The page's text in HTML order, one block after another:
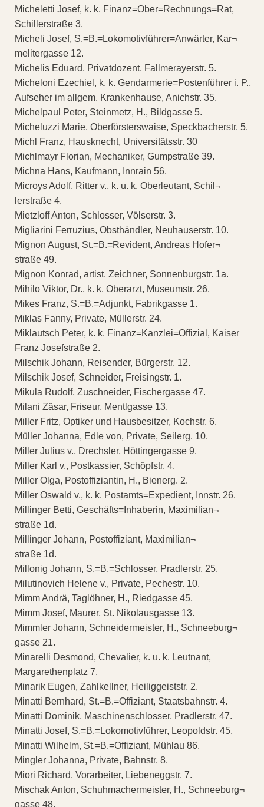
Micheletti Josef, k. k. Finanz=Ober=Rechnungs=Rat,
Schillerstraße 3.
Micheli Josef, S.=B.=Lokomotivführer=Anwärter, Kar¬
melitergasse 12.
Michelis Eduard, Privatdozent, Fallmerayerstr. 5.
Micheloni Ezechiel, k. k. Gendarmerie=Postenführer i. P.,
Aufseher im allgem. Krankenhause, Anichstr. 35.
Michelpaul Peter, Steinmetz, H., Bildgasse 5.
Micheluzzi Marie, Oberförsterswaise, Speckbacherstr. 5.
Michl Franz, Hausknecht, Universitätsstr. 30
Michlmayr Florian, Mechaniker, Gumpstraße 39.
Michna Hans, Kaufmann, Innrain 56.
Microys Adolf, Ritter v., k. u. k. Oberleutant, Schil¬
lerstraße 4.
Mietzloff Anton, Schlosser, Völserstr. 3.
Migliarini Ferruzius, Obsthändler, Neuhauserstr. 10.
Mignon August, St.=B.=Revident, Andreas Hofer¬
straße 49.
Mignon Konrad, artist. Zeichner, Sonnenburgstr. 1a.
Mihilo Viktor, Dr., k. k. Oberarzt, Museumstr. 26.
Mikes Franz, S.=B.=Adjunkt, Fabrikgasse 1.
Miklas Fanny, Private, Müllerstr. 24.
Miklautsch Peter, k. k. Finanz=Kanzlei=Offizial, Kaiser
Franz Josefstraße 2.
Milschik Johann, Reisender, Bürgerstr. 12.
Milschik Josef, Schneider, Freisingstr. 1.
Mikula Rudolf, Zuschneider, Fischergasse 47.
Milani Zäsar, Friseur, Mentlgasse 13.
Miller Fritz, Optiker und Hausbesitzer, Kochstr. 6.
Müller Johanna, Edle von, Private, Seilerg. 10.
Miller Julius v., Drechsler, Höttingergasse 9.
Miller Karl v., Postkassier, Schöpfstr. 4.
Miller Olga, Postoffiziantin, H., Bienerg. 2.
Miller Oswald v., k. k. Postamts=Expedient, Innstr. 26.
Millinger Betti, Geschäfts=Inhaberin, Maximilian¬
straße 1d.
Millinger Johann, Postoffiziant, Maximilian¬
straße 1d.
Millonig Johann, S.=B.=Schlosser, Pradlerstr. 25.
Milutinovich Helene v., Private, Pechestr. 10.
Mimm Andrä, Taglöhner, H., Riedgasse 45.
Mimm Josef, Maurer, St. Nikolausgasse 13.
Mimmler Johann, Schneidermeister, H., Schneeburg¬
gasse 21.
Minarelli Desmond, Chevalier, k. u. k. Leutnant,
Margarethenplatz 7.
Minarik Eugen, Zahlkellner, Heiliggeiststr. 2.
Minatti Bernhard, St.=B.=Offiziant, Staatsbahnstr. 4.
Minatti Dominik, Maschinenschlosser, Pradlerstr. 47.
Minatti Josef, S.=B.=Lokomotivführer, Leopoldstr. 45.
Minatti Wilhelm, St.=B.=Offiziant, Mühlau 86.
Mingler Johanna, Private, Bahnstr. 8.
Miori Richard, Vorarbeiter, Liebeneggstr. 7.
Mischak Anton, Schuhmachermeister, H., Schneeburg¬
gasse 48.